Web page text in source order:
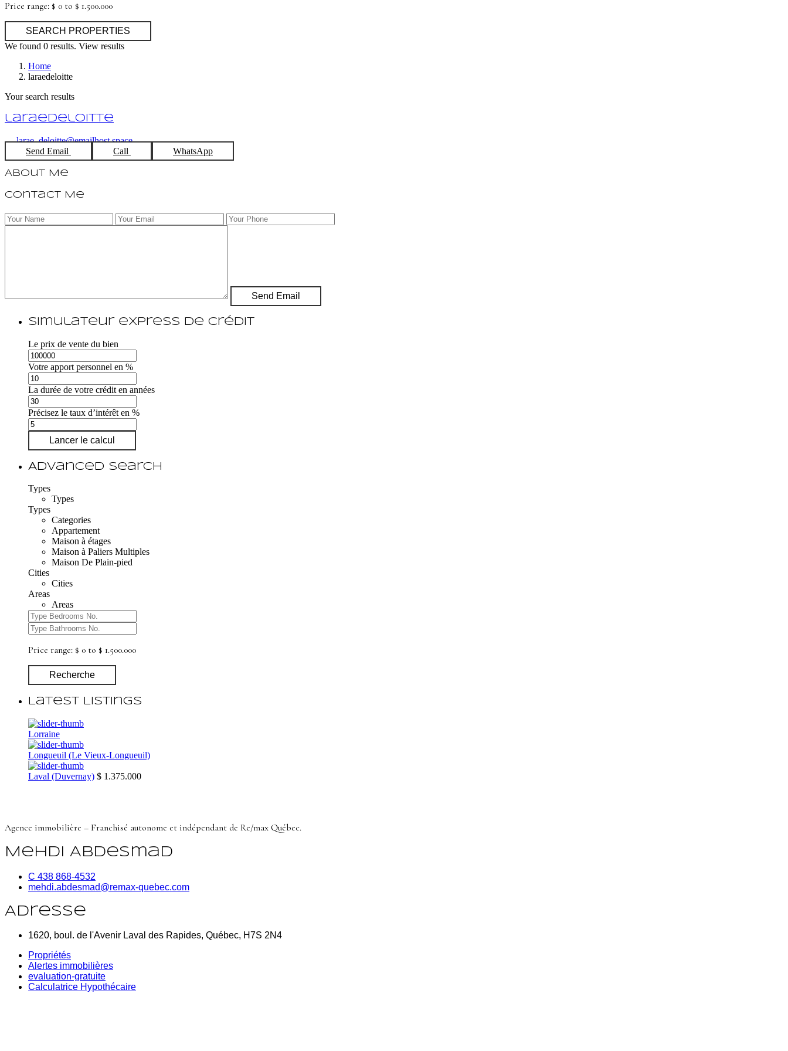
Price range: $ 0 to $ 1.500.000
We found 0 results. View results
Home
laraedeloitte
Your search results
laraedeloitte
larae_deloitte@emailhost.space
Send Email
Call WhatsApp
About Me
Contact Me
Simulateur express de crédit
Le prix de vente du bien
Votre apport personnel en %
La durée de votre crédit en années
Précisez le taux d’intérêt en %
Lancer le calcul
Advanced Search
Types
Types
Types
Categories
Appartement
Maison à étages
Maison à Paliers Multiples
Maison De Plain-pied
Cities
Cities
Areas
Areas
Price range: $ 0 to $ 1.500.000
Recherche
Latest Listings
Lorraine
Longueuil (Le Vieux-Longueuil)
Laval (Duvernay) $ 1.375.000
Agence immobilière – Franchisé autonome et indépendant de Re/max Québec.
Mehdi Abdesmad
C 438 868-4532
mehdi.abdesmad@remax-quebec.com
Adresse
1620, boul. de l'Avenir Laval des Rapides, Québec, H7S 2N4
Propriétés
Alertes immobilières
evaluation-gratuite
Calculatrice Hypothécaire